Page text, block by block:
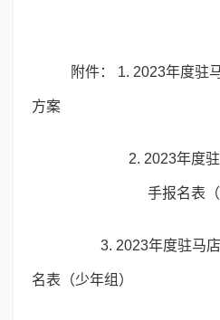
附件： 1. 2023年度驻
方案
2. 2023年度
手报名表（
3. 2023年度驻马店
名表（少年组）